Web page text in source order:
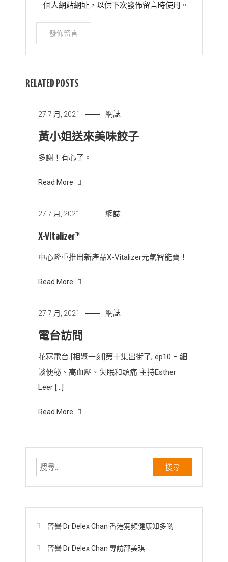
個人網站網址，以供下次發佈留言時使用。
RELATED POSTS
27 7 月, 2021 網誌
黃小姐送來美味餃子
多謝！有心了。
Read More
27 7 月, 2021 網誌
X-Vitalizer™
中心隆重推出新產品X-Vitalizer元氣智能寶！
Read More
27 7 月, 2021 網誌
電台訪問
花冧電台 [相聚一刻]第十集出街了, ep10 – 細
談便秘、高血壓、失眠和頭痛 主持Esther
Leer […]
Read More
尋
鍵
晉譽 Dr Delex Chan 香港寛頻健康知多啲
晉譽 Dr Delex Chan 專訪邵美琪